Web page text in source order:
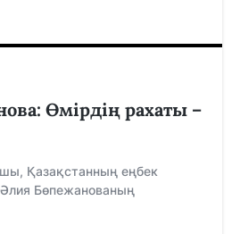
Өмірдің рахаты –
Қазақстанның еңбек
Әлия Бөпежанованың